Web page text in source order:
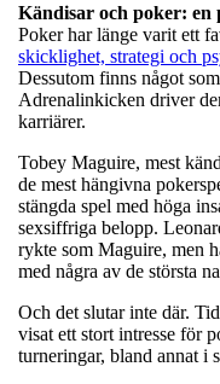
Kändisar och poker: en
Poker har länge varit ett
skicklighet, strategi och
Dessutom finns något
Adrenalinkicken driver
karriärer.
Tobey Maguire, mest
de mest hängivna
stängda spel med höga
sexsiffriga belopp.
rykte som Maguire, men
med några av de största
Och det slutar inte där.
visat ett stort intresse för
turneringar, bland annat i